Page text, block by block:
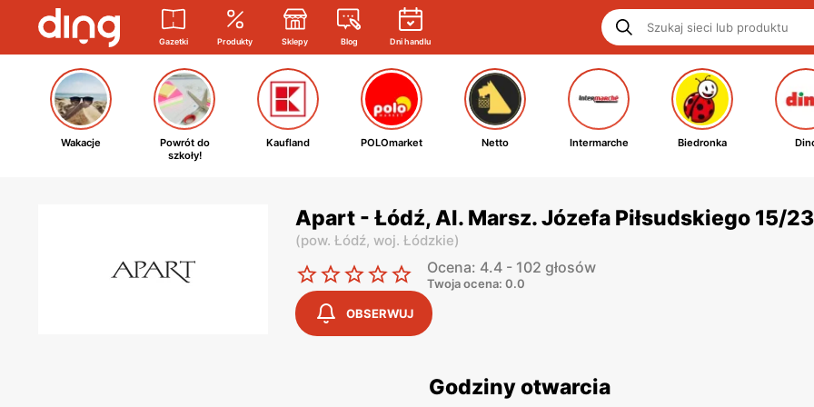
Gazetki Produkty Sklepy Blog Dni handlu
Wakacje
Powrót do
szkoły!
Kaufland POLOmarket Netto Intermarche Biedronka
Apart - Łódź, Al. Marsz. Józefa Piłsudskiego 15/23
(pow. Łódź, woj. Łódzkie)
Ocena: 4.4 - 102 głosów
Twoja ocena: 0.0
OBSERWUJ
Godziny otwarcia